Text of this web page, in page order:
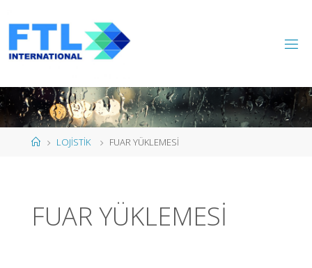
to
content
HomeLOJİSTİK FUAR YÜKLEMESİ
FUAR YÜKLEMESİ